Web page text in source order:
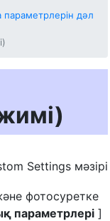
дәл
Settings мәзірі
фотосуретке
параметрлері ]